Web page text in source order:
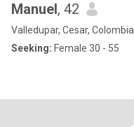
Manuel, 42
Valledupar, Cesar, Colombia
Seeking: Female 30 - 55